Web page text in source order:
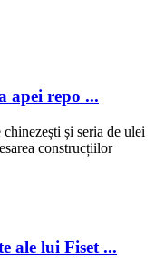
apei repo ...
și seria de ulei
construcțiilor
ale lui Fiset ...